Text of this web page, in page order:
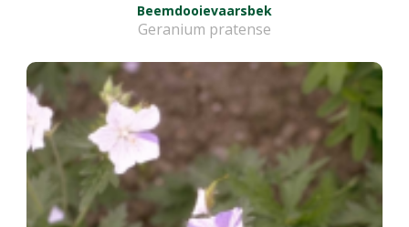
Beemdooievaarsbek
Geranium pratense